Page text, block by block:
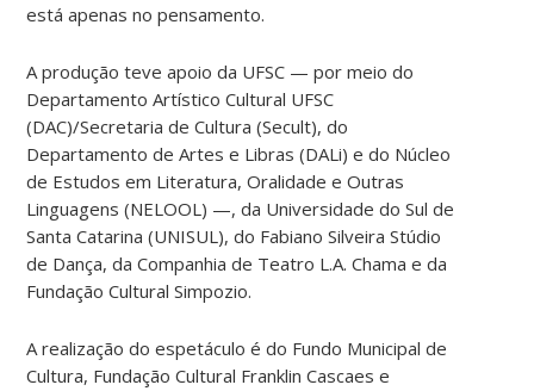
está apenas no pensamento.
A produção teve apoio da UFSC — por meio do
Departamento Artístico Cultural UFSC
(DAC)/Secretaria de Cultura (Secult), do
Departamento de Artes e Libras (DALi) e do Núcleo
de Estudos em Literatura, Oralidade e Outras
Linguagens (NELOOL) —, da Universidade do Sul de
Santa Catarina (UNISUL), do Fabiano Silveira Stúdio
de Dança, da Companhia de Teatro L.A. Chama e da
Fundação Cultural Simpozio.
A realização do espetáculo é do Fundo Municipal de
Cultura, Fundação Cultural Franklin Cascaes e